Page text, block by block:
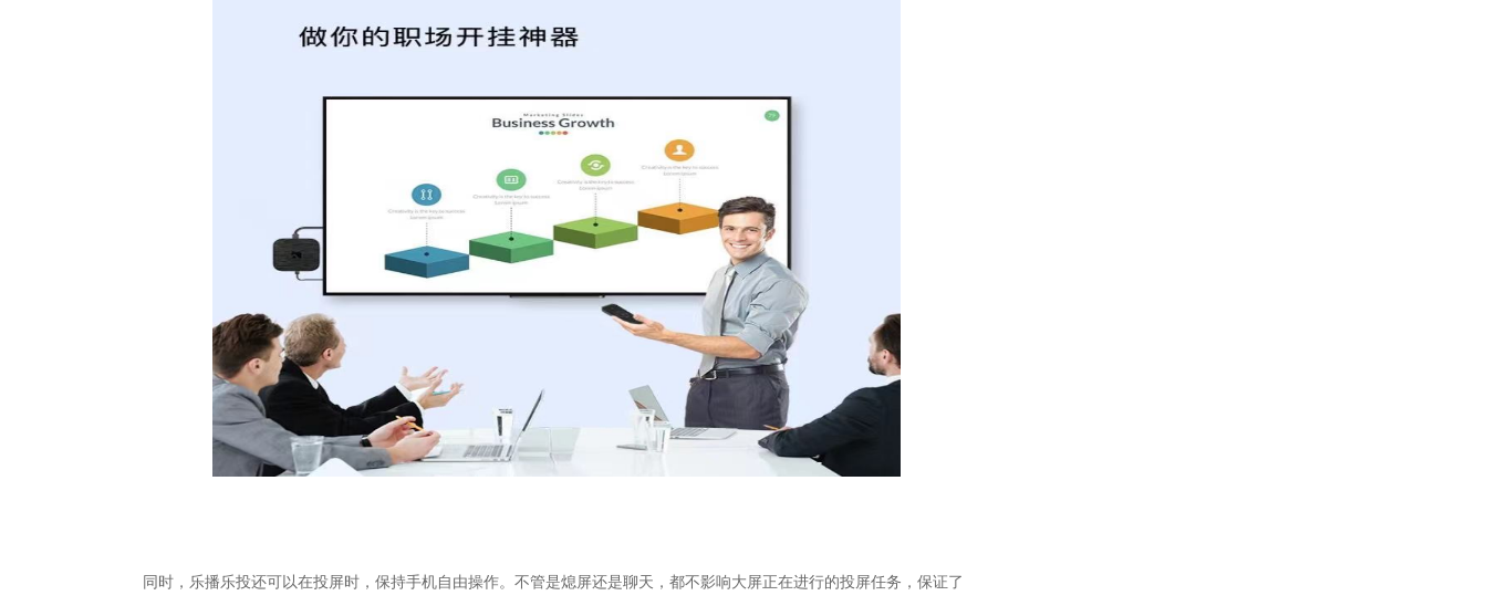
同时， 乐播乐投还可以在投屏时， 保持手机自由操作。 不管是熄屏还是聊天，都不影响大屏正在进行的投屏任务， 保证了